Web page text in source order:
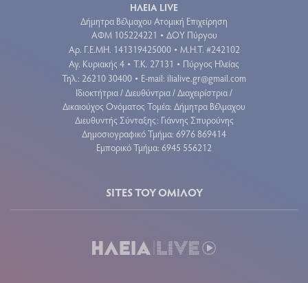
ΗΛΕΙΑ LIVE
Δήμητρα Βέλμαχου Ατομική Επιχείρηση
ΑΦΜ 105224221 • ΔΟΥ Πύργου
Aρ. Γ.Ε.ΜΗ. 141319425000 • Μ.Η.Τ. #242102
Αγ. Κυριακής 4 • Τ.Κ. 27131 • Πύργος Ηλείας
Τηλ.: 26210 30400 • E-mail: ilialive.gr@gmail.com
Ιδιοκτήτρια / Διευθύντρια / Διαχειρίστρια /
Δικαιούχος Ονόματος Τομέα: Δήμητρα Βέλμαχου
Διευθυντής Σύνταξης: Γιάννης Σπυρούνης
Δημοσιογραφικό Τμήμα: 6976 869414
Εμπορικό Τμήμα: 6945 556212
SITES ΤΟΥ ΟΜΙΛΟΥ